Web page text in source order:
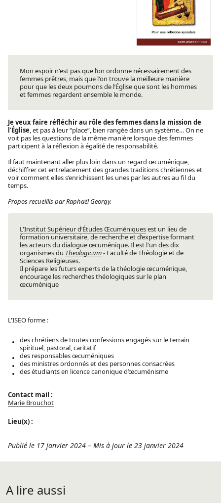
Mon espoir n'est pas que l’on ordonne nécessairement des
femmes prêtres, mais que l'on trouve la meilleure manière
pour que les deux poumons de l’Église que sont les hommes
et femmes regardent ensemble le monde.
Je veux faire réfléchir au rôle des femmes dans la mission de
l'Église, et pas à leur “place”, bien rangée dans un système… On ne
voit pas les questions de la même manière lorsque des femmes
participent à la réflexion à égalité de responsabilité.
Il faut maintenant aller plus loin dans un regard œcuménique,
déchiffrer cet entrelacement des grandes traditions chrétiennes et
voir comment elles s’enrichissent les unes par les autres au fil du
temps.
Propos recueillis par Raphaël Georgy.
L'Institut Supérieur d’Études Œcuméniquesest un lieu de
formation universitaire, de recherche et d’expertise formant
les acteurs du dialogue œcuménique. Il est l'un des dix
organismes du Theologicum- Faculté de Théologie et de
Sciences Religieuses.
Il prépare les futurs experts de la théologie œcuménique,
encourage les recherches théologiques sur le plan
œcuménique
L'ISEO forme :
des chrétiens de toutes confessions engagés sur le terrain
spirituel, pastoral, caritatif
des responsables œcuméniques
des ministres ordonnés et des personnes consacrées
des étudiants en licence canonique d’œcuménisme
Contact mail :
Marie Brouchot
Lieu(x) :
Publié le 17 janvier 2024 – Mis à jour le 23 janvier 2024
A lire aussi